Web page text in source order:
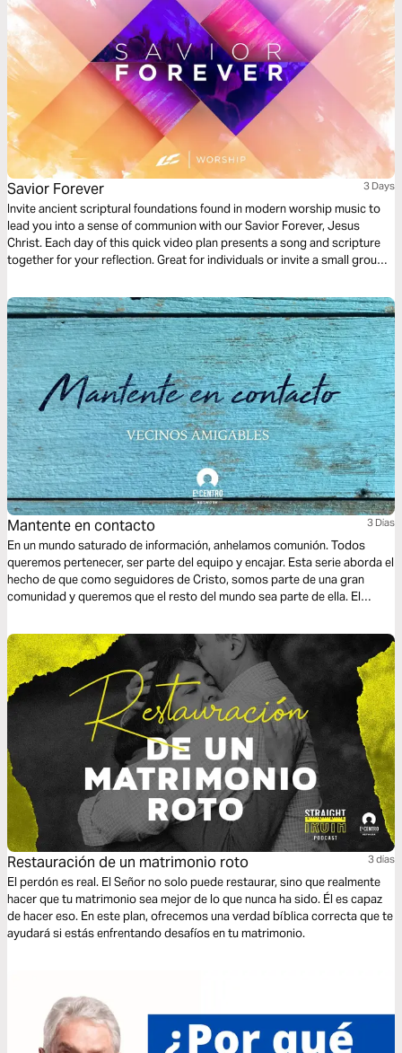
Savior Forever 3 Days
Invite ancient scriptural foundations found in modern worship music to
lead you into a sense of communion with our Savior Forever, Jesus
Christ. Each day of this quick video plan presents a song and scripture
together for your reflection. Great for individuals or invite a small group
Mantente en contacto 3 Dias
En un mundo saturado de información, anhelamos comunión. Todos
queremos pertenecer, ser parte del equipo y encajar. Esta serie aborda el
hecho de que como seguidores de Cristo, somos parte de una gran
comunidad y queremos que el resto del mundo sea parte de ella. El
podemos mostrarlo ante los demás.
Restauración de un matrimonio roto 3 dias
El perdón es real. El Señor no solo puede restaurar, sino que realmente
hacer que tu matrimonio sea mejor de lo que nunca ha sido. Él es capaz
de hacer eso. En este plan, ofrecemos una verdad bíblica correcta que te
ayudará si estás enfrentando desafíos en tu matrimonio.